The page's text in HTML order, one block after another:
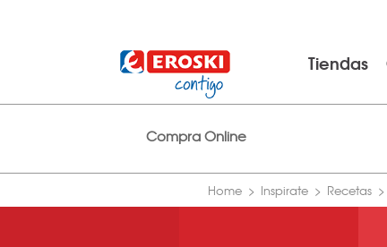
Tiendas
Compra Online
Home Inspirate Recetas